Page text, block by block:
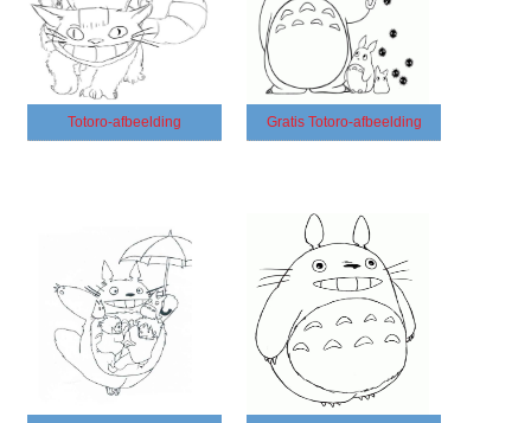
Totoro-afbeelding Gratis Totoro-afbeelding